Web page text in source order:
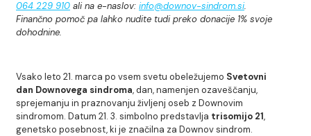
064 229 910 ali na e-naslov: info@downov-sindrom.si.
Finančno pomoč pa lahko nudite tudi preko donacije 1% svoje
dohodnine.
Vsako leto 21. marca po vsem svetu obeležujemo Svetovni
dan Downovega sindroma, dan, namenjen ozaveščanju,
sprejemanju in praznovanju življenj oseb z Downovim
sindromom. Datum 21. 3. simbolno predstavlja trisomijo 21,
genetsko posebnost, ki je značilna za Downov sindrom.